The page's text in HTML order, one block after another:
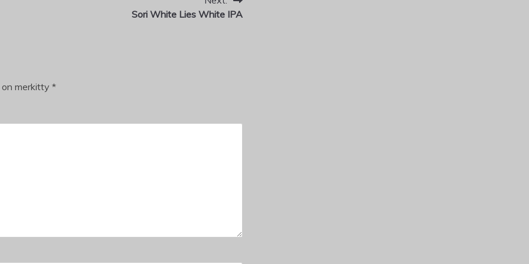
Sori White Lies White IPA
merkitty *